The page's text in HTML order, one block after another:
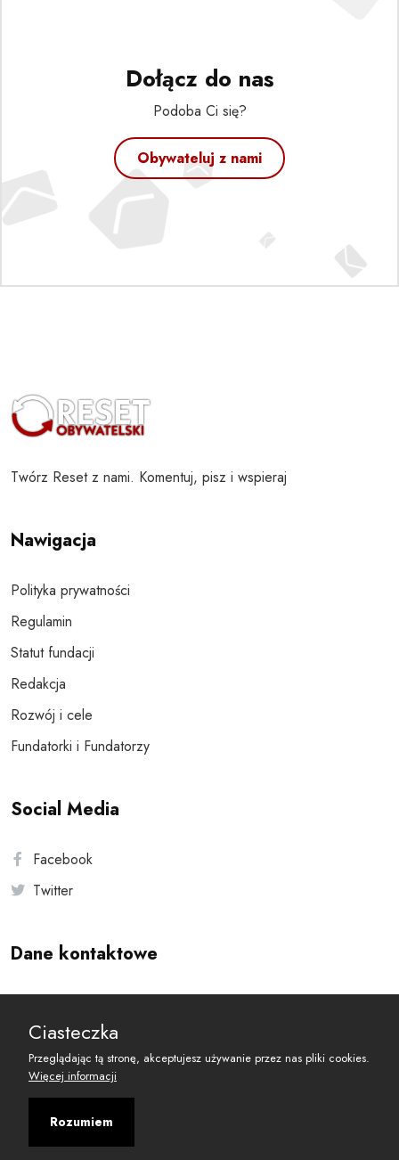
Dołącz do nas
Podoba Ci się?
Obywateluj z nami
Twórz Reset z nami. Komentuj, pisz i wspieraj
Nawigacja
Polityka prywatności
Regulamin
Statut fundacji
Redakcja
Rozwój i cele
Fundatorki i Fundatorzy
Social Media
Facebook
Twitter
Dane kontaktowe
reset@resetobywatelski.pl
Ciasteczka
Przeglądając tą stronę, akceptujesz używanie przez nas pliki cookies.
Więcej informacji
Rozumiem